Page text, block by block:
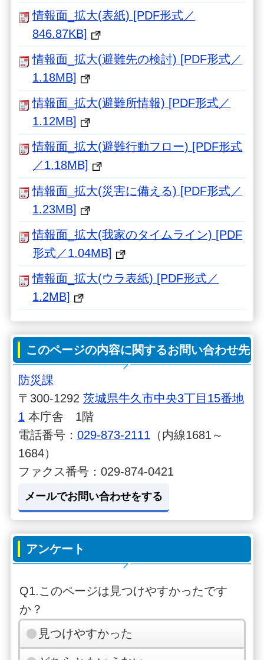
情報面_拡大(表紙) [PDF形式／
846.87KB]
情報面_拡大(避難先の検討) [PDF形式／
1.18MB]
情報面_拡大(避難所情報) [PDF形式／
1.12MB]
情報面_拡大(避難行動フロー) [PDF形式
／1.18MB]
情報面_拡大(災害に備える) [PDF形式／
1.23MB]
情報面_拡大(我家のタイムライン) [PDF
形式／1.04MB]
情報面_拡大(ウラ表紙) [PDF形式／
1.2MB]
このページの内容に関するお問い合わせ先
防災課
〒300-1292 茨城県牛久市中央3丁目15番地
1 本庁舎 1階
電話番号： 029-873-2111 （内線1681～
1684）
ファクス番号：029-874-0421
メールでお問い合わせをする
アンケート
Q1.このページは見つけやすかったです
か？
見つけやすかった